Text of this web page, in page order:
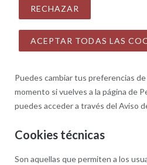
RECHAZAR
ACEPTAR TODAS LAS
Puedes cambiar tus preferencias
momento si vuelves a la página de
puedes acceder a través del Aviso
Cookies técnicas
Son aquellas que permiten a los